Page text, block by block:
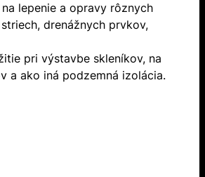
lepenie a opravy rôznych
drenážnych prvkov,
pri výstavbe skleníkov, na
a ako iná podzemná izolácia.